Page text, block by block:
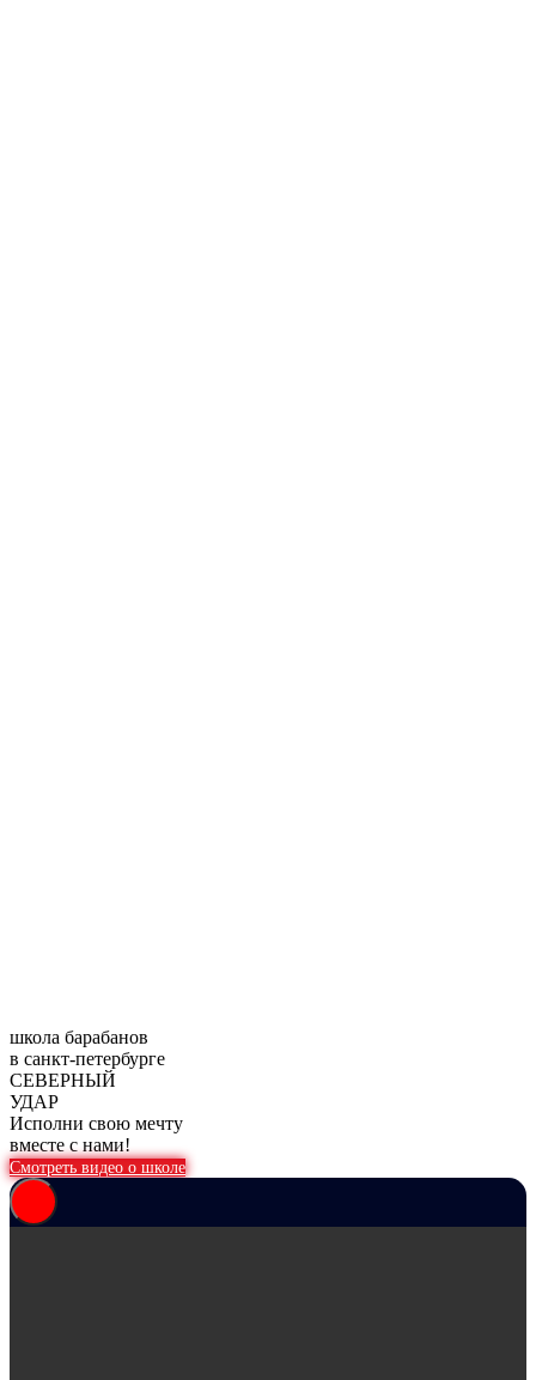
школа барабанов
в санкт-петербурге
СЕВЕРНЫЙ
УДАР
Исполни свою мечту
вместе с нами!
Смотреть видео о школе